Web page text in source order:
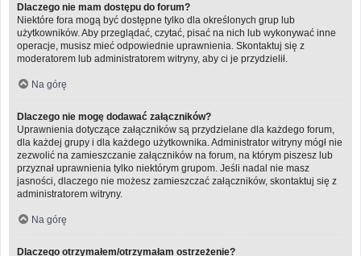
Dlaczego nie mam dostępu do forum?
Niektóre fora mogą być dostępne tylko dla określonych grup lub
użytkowników. Aby przeglądać, czytać, pisać na nich lub wykonywać inne
operacje, musisz mieć odpowiednie uprawnienia. Skontaktuj się z
moderatorem lub administratorem witryny, aby ci je przydzielił.
Na górę
Dlaczego nie mogę dodawać załączników?
Uprawnienia dotyczące załączników są przydzielane dla każdego forum,
dla każdej grupy i dla każdego użytkownika. Administrator witryny mógł nie
zezwolić na zamieszczanie załączników na forum, na którym piszesz lub
przyznał uprawnienia tylko niektórym grupom. Jeśli nadal nie masz
jasności, dlaczego nie możesz zamieszczać załączników, skontaktuj się z
administratorem witryny.
Na górę
Dlaczego otrzymałem/otrzymałam ostrzeżenie?